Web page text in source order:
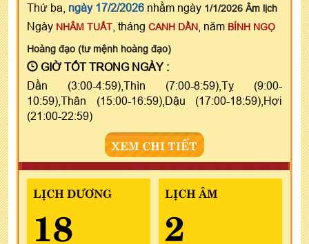
Thứ ba, ngày 17/2/2026 nhằm ngày 1/1/2026 Âm lịch
Ngày NHÂM TUẤT , tháng CANH DẦN , năm BÍNH NGỌ
Hoàng đạo (tư mệnh hoàng đạo)
GIỜ TỐT TRONG NGÀY :
Dần (3:00-4:59),Thìn (7:00-8:59),Tỵ (9:00-
10:59),Thân (15:00-16:59),Dậu (17:00-18:59),Hợi
(21:00-22:59)
XEM CHI TIẾT
LỊCH DƯƠNG
18
LỊCH ÂM
2